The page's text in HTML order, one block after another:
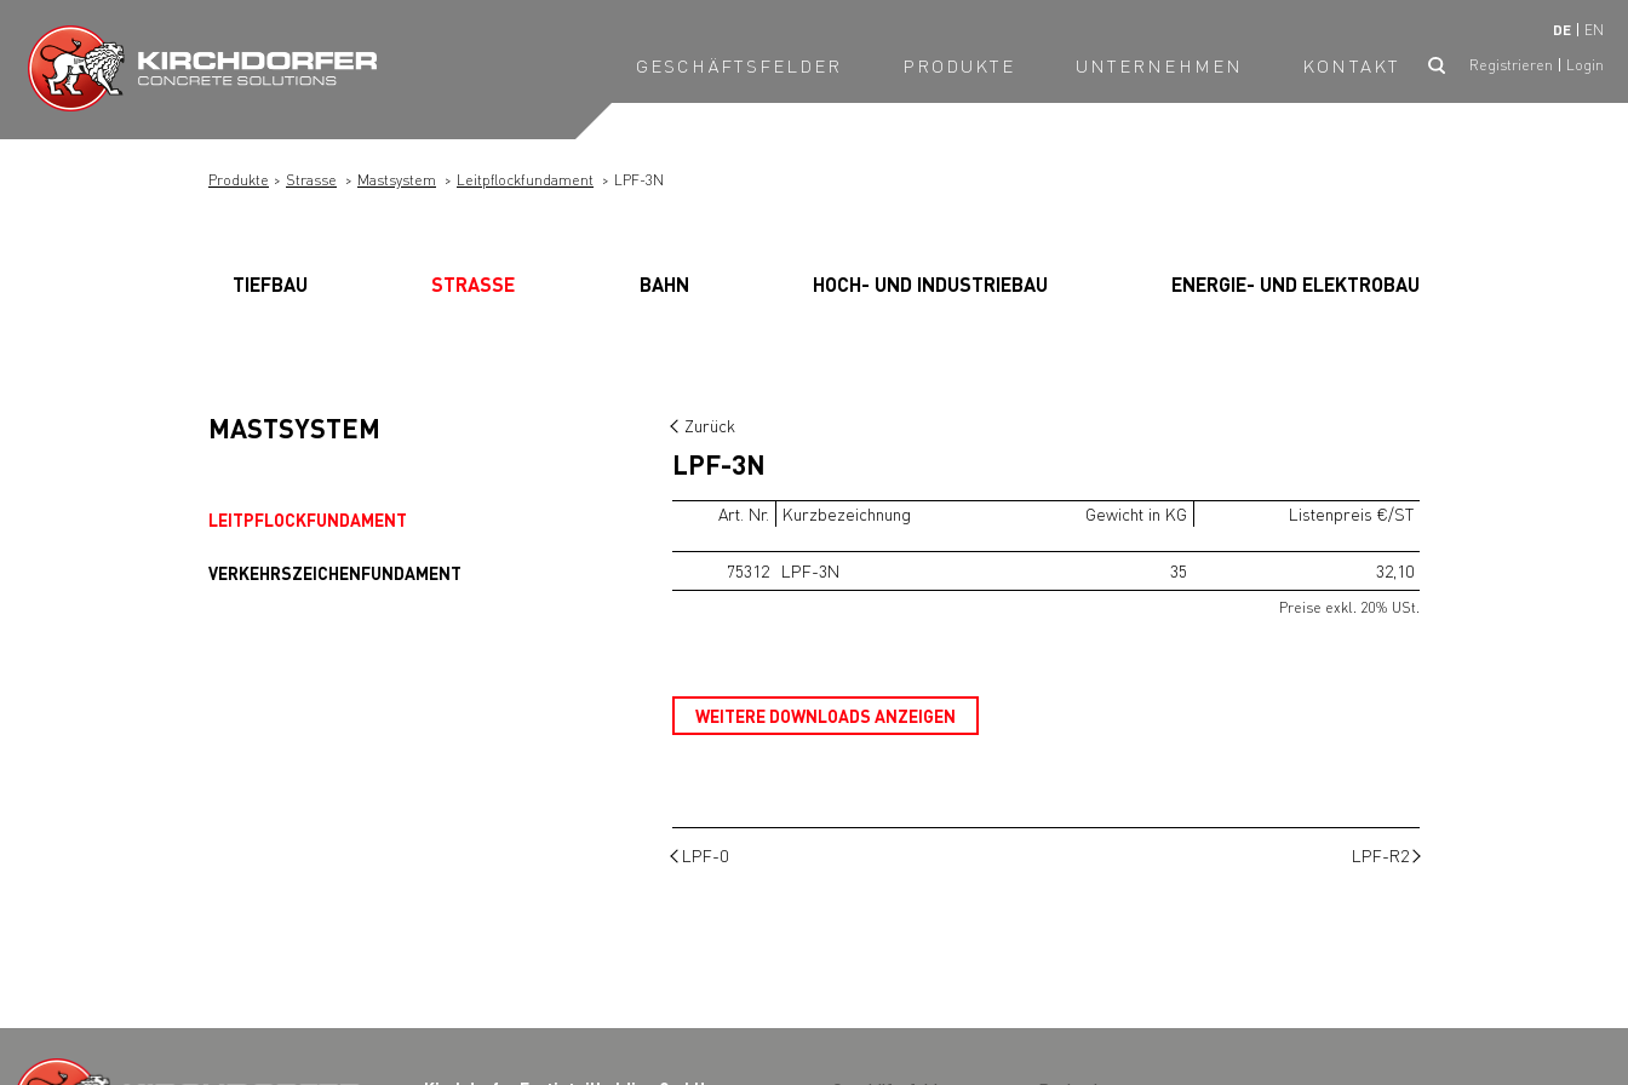
Inhalt
springen
DE EN
GESCHÄFTSFELDER PRODUKTE UNTERNEHMEN KONTAKT Registrieren Login
Produkte Strasse Mastsystem Leitpflockfundament LPF-3N
TIEFBAU STRASSE BAHN HOCH- UND INDUSTRIEBAU ENERGIE- UND ELEKTROBAU
MASTSYSTEM
LEITPFLOCKFUNDAMENT
VERKEHRSZEICHENFUNDAMENT
Zurück
LPF-3N
Art. Nr. Kurzbezeichnung Gewicht in KG Listenpreis €/ST
75312 LPF-3N 35 32,10
Preise exkl. 20% USt.
WEITERE DOWNLOADS ANZEIGEN
LPF-0 LPF-R2